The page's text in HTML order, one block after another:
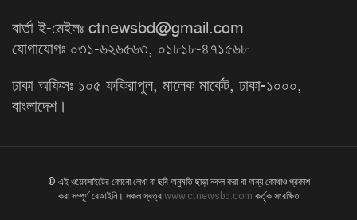
বার্তা ই-মেইলঃ ctnewsbd@gmail.com
যোগাযোগঃ ০৩১-৬২৬৫৬৩, ০১৮১৮-৪৭১৫৬৮
ঢাকা অফিসঃ ১০৫ ফকিরাপুল, মালেক মার্কেট, ঢাকা-১০০০,
বাংলাদেশ।
© এই ওয়েবসাইটের কোনো লেখা বা ছবি অনুমতি ছাড়া নকল করা বা অন্য কোথাও প্রকাশ
করা সম্পূর্ণ বেআইনি। সকল স্বত্ব www.ctnewsbd.com কর্তৃক সংরক্ষিত